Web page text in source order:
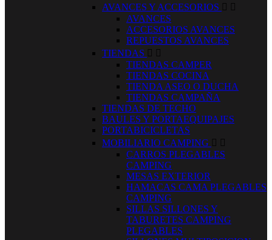
AVANCES Y ACCESORIOS  
AVANCES
ACCESORIOS AVANCES
REPUESTOS AVANCES
TIENDAS  
TIENDAS CAMPER
TIENDAS COCINA
TIENDA ASEO O DUCHA
TIENDAS CAMPAÑA
TIENDAS DE TECHO
BAULES Y PORTAEQUIPAJES
PORTABICICLETAS
MOBILIARIO CAMPING  
CARROS PLEGABLES
CAMPING
MESAS EXTERIOR
HAMACAS CAMA PLEGABLES
CAMPING
SILLAS SILLONES Y
TABURETES CAMPING
PLEGABLES